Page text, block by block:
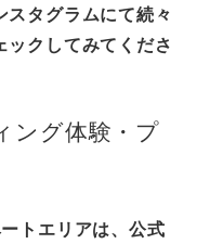
タグラムにて続々
ックしてみてくださ
ング体験・プ
トエリアは、公式